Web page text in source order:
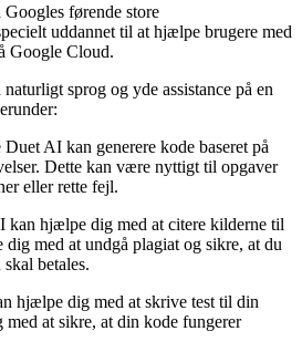
førende store
uddannet til at hjælpe brugere med
Google Cloud.
sprog og yde assistance på en
Duet AI kan generere kode baseret på
Dette kan være nyttigt til opgaver
eller rette fejl.
kan hjælpe dig med at citere kilderne til
med at undgå plagiat og sikre, at du
betales.
hjælpe dig med at skrive test til din
at sikre, at din kode fungerer